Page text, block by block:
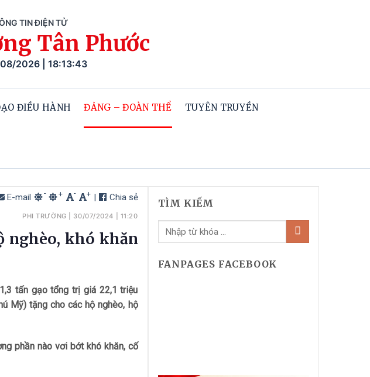
TIN ĐIỆN TỬ
Tân Phước
2026 | 18:13:44
ĐIỀU HÀNH ĐẢNG – ĐOÀN THỂ TUYÊN TRUYỀN
E-mail - + - + | Chia sẻ
PHI TRƯỜNG 30/07/2024 11:20
nghèo, khó khăn
tấn gạo tổng trị giá 22,1 triệu
Mỹ) tặng cho các hộ nghèo, hộ
phần nào vơi bớt khó khăn, cố
TÌM KIẾM
FANPAGES FACEBOOK